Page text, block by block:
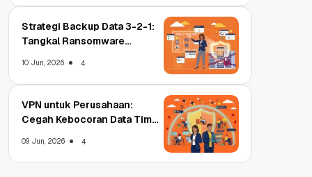
Strategi Backup Data 3-2-1:
Tangkal Ransomware
10 Jun, 2026 4
VPN untuk Perusahaan:
Cegah Kebocoran Data Tim
09 Jun, 2026 4